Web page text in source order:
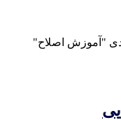
"آموزش اصلاح"